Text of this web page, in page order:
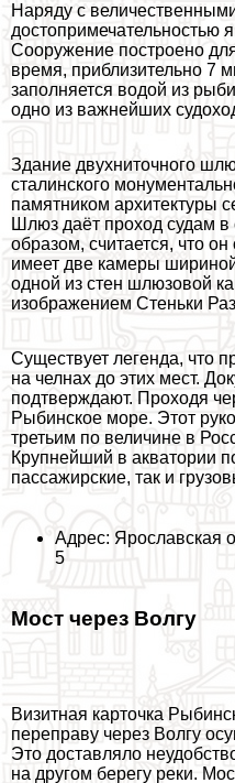
Наряду с
достопримечательностью
Сооружение построено
время, приблизительно 7
заполняется водой из
одно из важнейших
Здание двухниточного
сталинского
памятником архитектуры
Шлюз даёт проход судам в
образом, считается, что
имеет две камеры
одной из стен шлюзовой
изображением Стеньки
Существует легенда, что
на челнах до этих мест.
подтверждают. Проходя
Рыбинское море. Этот
третьим по величине в
Крупнейший в акватории
пассажирские, так и
Адрес: Ярославская
5
Мост через Волгу
Визитная карточка
переправу через Волгу
Это доставляло
на другом берегу реки.